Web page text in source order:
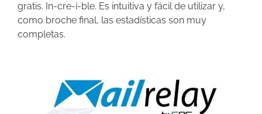
gratis. In-cre-í-ble. Es intuitiva y fácil de utilizar y,
como broche final, las estadísticas son muy
completas.